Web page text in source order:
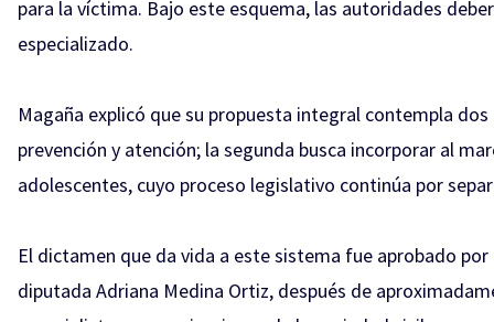
para la víctima. Bajo este esquema, las autoridades
especializado.
Magaña explicó que su propuesta integral contempla
prevención y atención; la segunda busca incorporar al
adolescentes, cuyo proceso legislativo continúa por
El dictamen que da vida a este sistema fue aprobado
diputada Adriana Medina Ortiz, después de